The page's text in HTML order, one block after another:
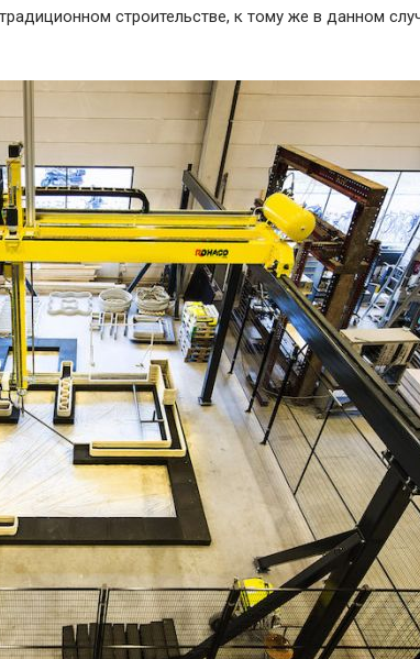
строительстве, к тому же в данном